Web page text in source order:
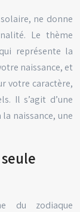
ne donne
Le thème
représente la
naissance, et
votre caractère,
Il s’agit d’une
naissance, une
du zodiaque